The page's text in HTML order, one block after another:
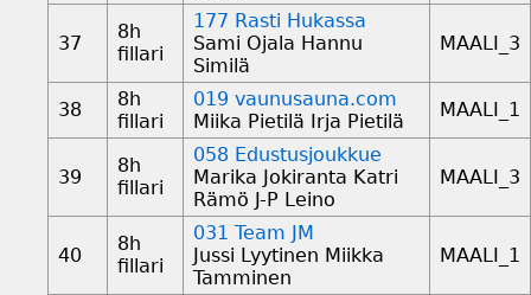
37
8h
fillari
177 Rasti Hukassa
Sami Ojala Hannu
Similä
MAALI_3
38
8h
fillari
019 vaunusauna.com
Miika Pietilä Irja Pietilä
MAALI_1
39
8h
fillari
058 Edustusjoukkue
Marika Jokiranta Katri
Rämö J-P Leino
MAALI_3
40
8h
fillari
031 Team JM
Jussi Lyytinen Miikka
Tamminen
MAALI_1